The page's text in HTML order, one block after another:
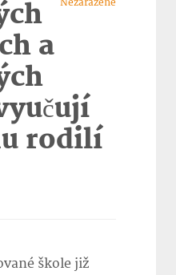
Nezařazené
a
rodilí
škole již